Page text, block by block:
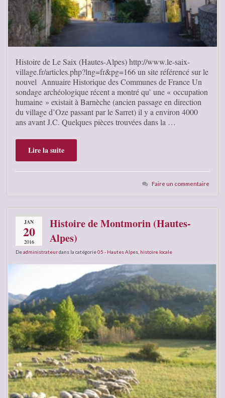
Histoire de Le Saix (Hautes-Alpes) http://www.le-saix-
village.fr/articles.php?lng=fr&pg=166 un site référencé sur le
nouvel Annuaire Historique des Communes de France Un
sondage archéologique récent a montré qu’ une « occupation
humaine » existait à Barnèche (ancien passage en direction
du village d’Oze passant par le Sarret) il y a environ 4000
ans avant J.C. Quelques pièces trouvées dans la …
Lire la suite
Faire un commentaire
JAN
20
2016
Histoire de Montmorin (Hautes-
Alpes)
Deadministrateurdans la catégorie05 - Hautes Alpes histoire locale